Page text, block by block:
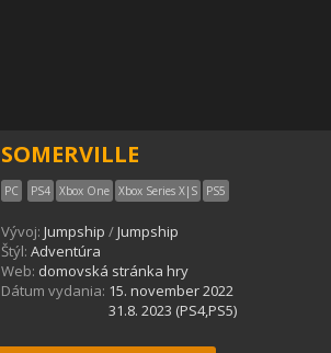
SOMERVILLE
PC PS4 Xbox One Xbox Series X|S PS5
Vývoj: Jumpship /Jumpship
Štýl: Adventúra
Web: domovská stránka hry
Dátum vydania: 15. november 2022
31.8. 2023 (PS4,PS5)